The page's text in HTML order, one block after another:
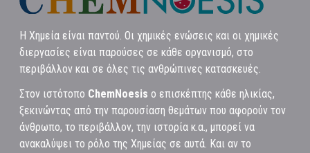
Η Χημεία είναι παντού. Οι χημικές ενώσεις και οι χημικές
διεργασίες είναι παρούσες σε κάθε οργανισμό, στο
περιβάλλον και σε όλες τις ανθρώπινες κατασκευές.
Στον ιστότοπο ChemNoesis ο επισκέπτης κάθε ηλικίας,
ξεκινώντας από την παρουσίαση θεμάτων που αφορούν τον
άνθρωπο, το περιβάλλον, την ιστορία κ.α., μπορεί να
ανακαλύψει το ρόλο της Χημείας σε αυτά. Και αν το